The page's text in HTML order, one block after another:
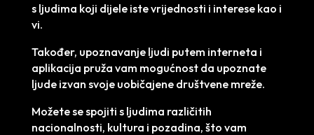
s ljudima koji dijele iste vrijednosti i interese kao i
vi.
Također, upoznavanje ljudi putem interneta i
aplikacija pruža vam mogućnost da upoznate
ljude izvan svoje uobičajene društvene mreže.
Možete se spojiti s ljudima različitih
nacionalnosti, kultura i pozadina, što vam